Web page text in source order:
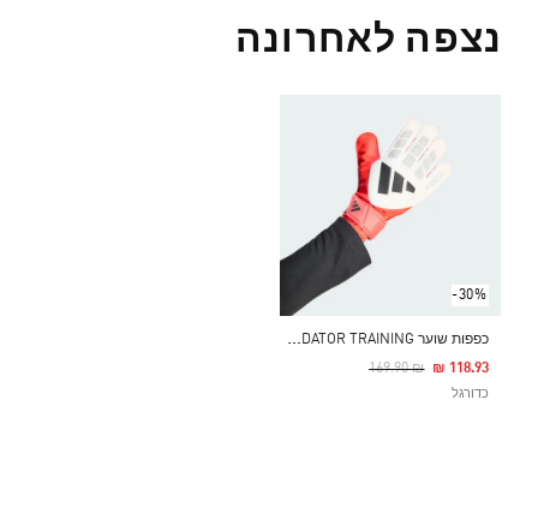
נצפה לאחרונה
-30%
כ
פפות שוער PREDATOR TRAINING
Price Reduced From
₪ 169.90
To ₪ 118.93
כדורגל